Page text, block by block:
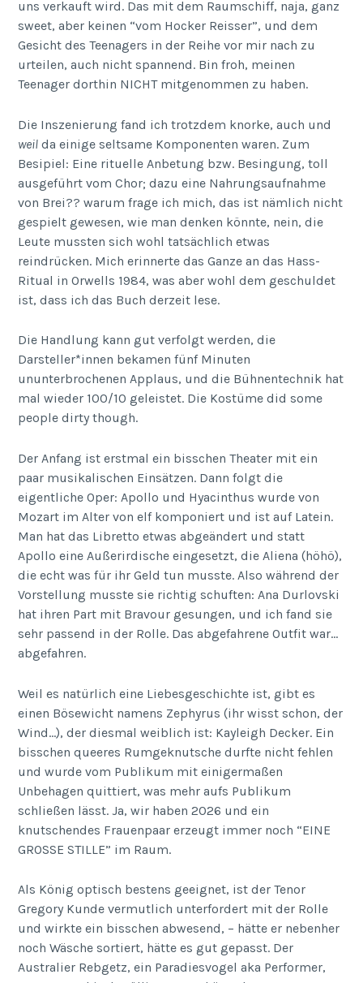
uns verkauft wird. Das mit dem Raumschiff, naja, ganz
sweet, aber keinen “vom Hocker Reisser”, und dem
Gesicht des Teenagers in der Reihe vor mir nach zu
urteilen, auch nicht spannend. Bin froh, meinen
Teenager dorthin NICHT mitgenommen zu haben.
Die Inszenierung fand ich trotzdem knorke, auch und
weil da einige seltsame Komponenten waren. Zum
Besipiel: Eine rituelle Anbetung bzw. Besingung, toll
ausgeführt vom Chor; dazu eine Nahrungsaufnahme
von Brei?? warum frage ich mich, das ist nämlich nicht
gespielt gewesen, wie man denken könnte, nein, die
Leute mussten sich wohl tatsächlich etwas
reindrücken. Mich erinnerte das Ganze an das Hass-
Ritual in Orwells 1984, was aber wohl dem geschuldet
ist, dass ich das Buch derzeit lese.
Die Handlung kann gut verfolgt werden, die
Darsteller*innen bekamen fünf Minuten
ununterbrochenen Applaus, und die Bühnentechnik hat
mal wieder 100/10 geleistet. Die Kostüme did some
people dirty though.
Der Anfang ist erstmal ein bisschen Theater mit ein
paar musikalischen Einsätzen. Dann folgt die
eigentliche Oper: Apollo und Hyacinthus wurde von
Mozart im Alter von elf komponiert und ist auf Latein.
Man hat das Libretto etwas abgeändert und statt
Apollo eine Außerirdische eingesetzt, die Aliena (höhö),
die echt was für ihr Geld tun musste. Also während der
Vorstellung musste sie richtig schuften: Ana Durlovski
hat ihren Part mit Bravour gesungen, und ich fand sie
sehr passend in der Rolle. Das abgefahrene Outfit war…
abgefahren.
Weil es natürlich eine Liebesgeschichte ist, gibt es
einen Bösewicht namens Zephyrus (ihr wisst schon, der
Wind…), der diesmal weiblich ist: Kayleigh Decker. Ein
bisschen queeres Rumgeknutsche durfte nicht fehlen
und wurde vom Publikum mit einigermaßen
Unbehagen quittiert, was mehr aufs Publikum
schließen lässt. Ja, wir haben 2026 und ein
knutschendes Frauenpaar erzeugt immer noch “EINE
GROSSE STILLE” im Raum.
Als König optisch bestens geeignet, ist der Tenor
Gregory Kunde vermutlich unterfordert mit der Rolle
und wirkte ein bisschen abwesend, – hätte er nebenher
noch Wäsche sortiert, hätte es gut gepasst. Der
Australier Rebgetz, ein Paradiesvogel aka Performer,